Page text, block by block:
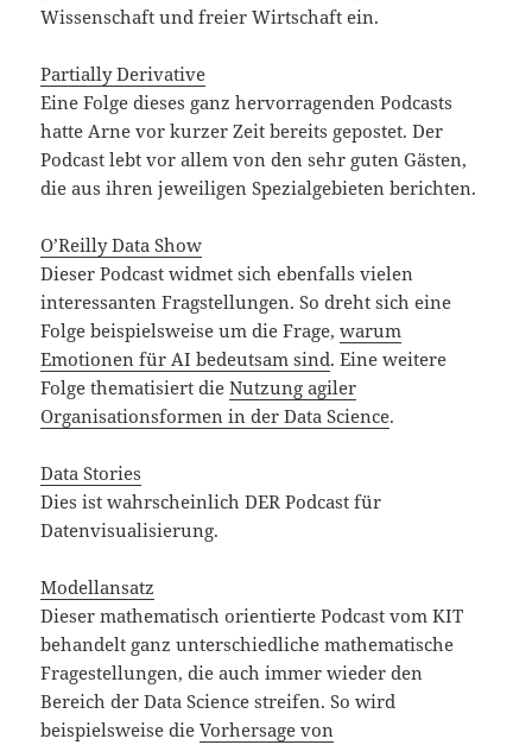
Wissenschaft und freier Wirtschaft ein.
Partially Derivative
Eine Folge dieses ganz hervorragenden Podcasts
hatte Arne vor kurzer Zeit bereits gepostet. Der
Podcast lebt vor allem von den sehr guten Gästen,
die aus ihren jeweiligen Spezialgebieten berichten.
O’Reilly Data Show
Dieser Podcast widmet sich ebenfalls vielen
interessanten Fragstellungen. So dreht sich eine
Folge beispielsweise um die Frage,warum
Emotionen für AI bedeutsam sind. Eine weitere
Folge thematisiert dieNutzung agiler
Organisationsformen in der Data Science.
Data Stories
Dies ist wahrscheinlich DER Podcast für
Datenvisualisierung.
Modellansatz
Dieser mathematisch orientierte Podcast vom KIT
behandelt ganz unterschiedliche mathematische
Fragestellungen, die auch immer wieder den
Bereich der Data Science streifen. So wird
beispielsweise dieVorhersage von